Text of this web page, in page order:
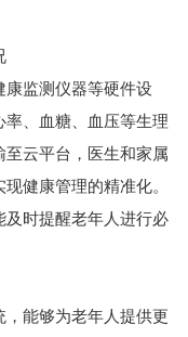
康监测仪器等硬件设
、血糖、血压等生理
云平台，医生和家属
健康管理的精准化。
及时提醒老年人进行必
能够为老年人提供更